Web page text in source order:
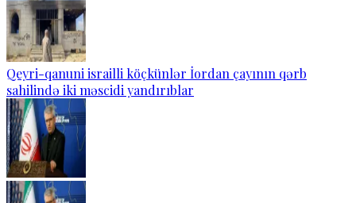
Qeyri-qanuni israilli köçkünlər İordan çayının qərb
sahilində iki məscidi yandırıblar